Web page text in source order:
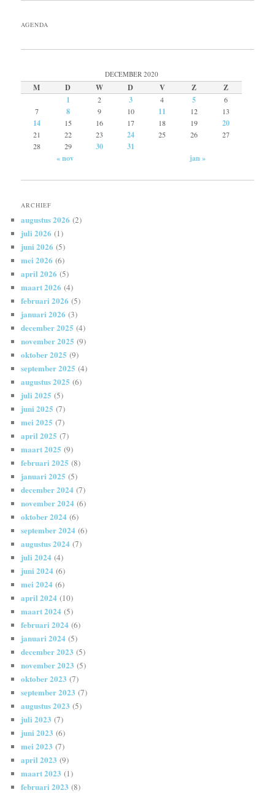
AGENDA
DECEMBER 2020
M D W D V Z
Z
1
2 3 4 5
6
7
8 9 10 11 12 13
14 15 16 17 18 19 20
21 22 23 24 25 26
27
28
29 30
31
« nov
jan »
ARCHIEF
augustus 2026 (2)
juli 2026 (1)
juni 2026 (5)
mei 2026 (6)
april 2026 (5)
maart 2026 (4)
februari 2026 (5)
januari 2026 (3)
december 2025 (4)
november 2025 (9)
oktober 2025 (9)
september 2025 (4)
augustus 2025 (6)
juli 2025 (5)
juni 2025 (7)
mei 2025 (7)
april 2025 (7)
maart 2025 (9)
februari 2025 (8)
januari 2025 (5)
december 2024 (7)
november 2024 (6)
oktober 2024 (6)
september 2024 (6)
augustus 2024 (7)
juli 2024 (4)
juni 2024 (6)
mei 2024 (6)
april 2024 (10)
maart 2024 (5)
februari 2024 (6)
januari 2024 (5)
december 2023 (5)
november 2023 (5)
oktober 2023 (7)
september 2023 (7)
augustus 2023 (5)
juli 2023 (7)
juni 2023 (6)
mei 2023 (7)
april 2023 (9)
maart 2023 (1)
februari 2023 (8)